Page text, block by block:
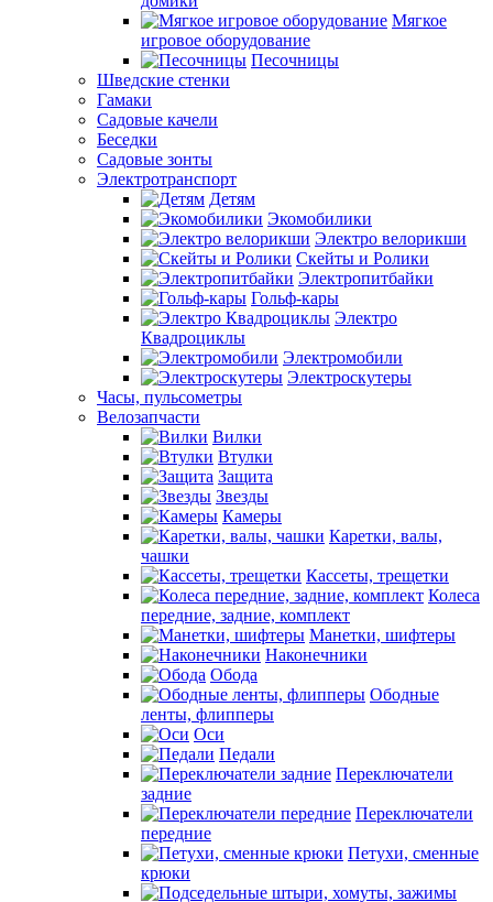
Мягкое
игровое оборудование
Песочницы
Шведские стенки
Гамаки
Садовые качели
Беседки
Садовые зонты
Электротранспорт
Детям
Экомобилики
Электро велорикши
Скейты и Ролики
Электропитбайки
Гольф-кары
Электро
Квадроциклы
Электромобили
Электроскутеры
Часы, пульсометры
Велозапчасти
Вилки
Втулки
Защита
Звезды
Камеры
Каретки, валы,
чашки
Кассеты, трещетки
Колеса
передние, задние, комплект
Манетки, шифтеры
Наконечники
Обода
Ободные
ленты, флипперы
Оси
Педали
Переключатели
задние
Переключатели
передние
Петухи, сменные
крюки